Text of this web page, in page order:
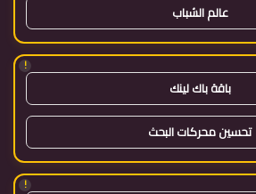
عالم الشباب
!
باقة باك لينك
تحسين محركات البحث
!